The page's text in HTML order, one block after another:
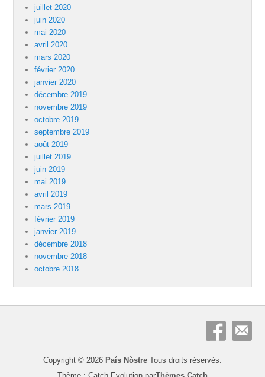
juillet 2020
juin 2020
mai 2020
avril 2020
mars 2020
février 2020
janvier 2020
décembre 2019
novembre 2019
octobre 2019
septembre 2019
août 2019
juillet 2019
juin 2019
mai 2019
avril 2019
mars 2019
février 2019
janvier 2019
décembre 2018
novembre 2018
octobre 2018
Copyright © 2026 País Nòstre Tous droits réservés.